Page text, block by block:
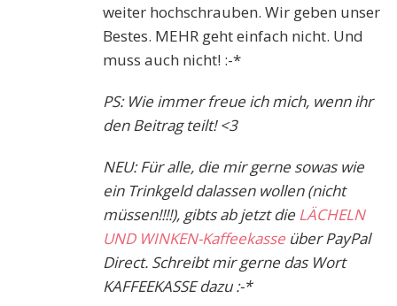
weiter hochschrauben. Wir geben unser
Bestes. MEHR geht einfach nicht. Und
muss auch nicht! :-*
PS: Wie immer freue ich mich, wenn ihr
den Beitrag teilt! <3
NEU: Für alle, die mir gerne sowas wie
ein Trinkgeld dalassen wollen (nicht
müssen!!!!), gibts ab jetzt die LÄCHELN
UND WINKEN-Kaffeekasse über PayPal
Direct. Schreibt mir gerne das Wort
KAFFEEKASSE dazu :-*